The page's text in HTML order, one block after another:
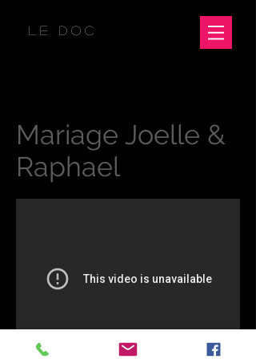
LE DOC
Mariage Joelle &
Raphael